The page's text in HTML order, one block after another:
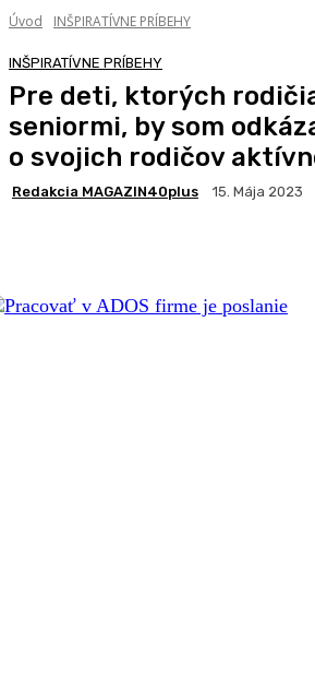
Úvod INŠPIRATÍVNE PRÍBEHY
INŠPIRATÍVNE PRÍBEHY
Pre deti, ktorých
seniormi, by som
o svojich rodičov
Redakcia MAGAZIN40plus 15. Mája 2023